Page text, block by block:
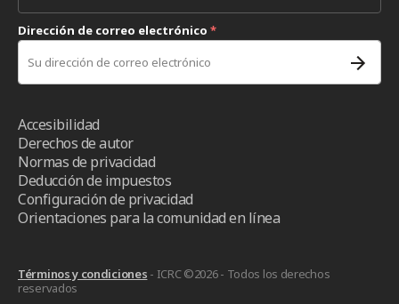
Dirección de correo electrónico *
Accesibilidad
Derechos de autor
Normas de privacidad
Deducción de impuestos
Configuración de privacidad
Orientaciones para la comunidad en línea
Términos y condiciones - ICRC ©2026 - Todos los derechos
reservados